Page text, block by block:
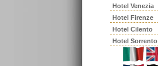
Hotel Venezia
Hotel Firenze
Hotel Cilento
Hotel Sorrento